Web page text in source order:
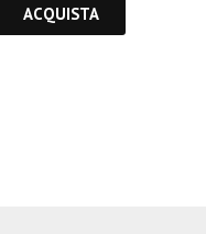
ACQUISTA